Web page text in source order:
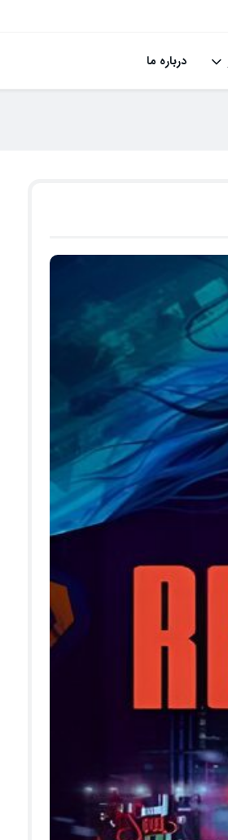
درباره ما